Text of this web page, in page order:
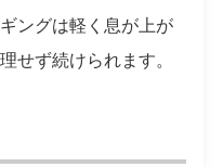
ングは軽く息が上が
せず続けられます。